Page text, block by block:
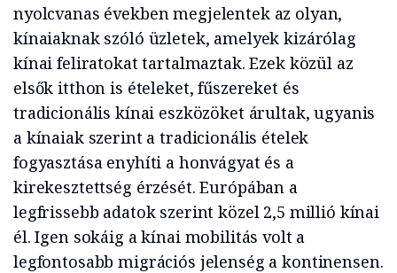
nyolcvanas években megjelentek az olyan,
kínaiaknak szóló üzletek, amelyek kizárólag
kínai feliratokat tartalmaztak. Ezek közül az
elsők itthon is ételeket, fűszereket és
tradicionális kínai eszközöket árultak, ugyanis
a kínaiak szerint a tradicionális ételek
fogyasztása enyhíti a honvágyat és a
kirekesztettség érzését. Európában a
legfrissebb adatok szerint közel 2,5 millió kínai
él. Igen sokáig a kínai mobilitás volt a
legfontosabb migrációs jelenség a kontinensen.